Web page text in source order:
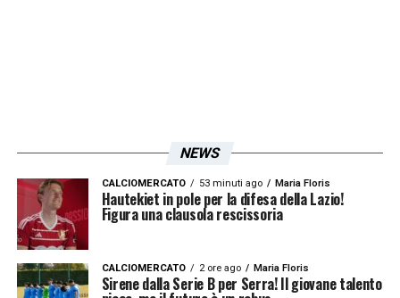
Iscriviti gratis alla nostra
Newsletter
Accetto laPrivacy Policy
NEWS
CALCIOMERCATO 53 minuti ago Maria Floris
Hautekiet in pole per la difesa della Lazio!
Figura una clausola rescissoria
CALCIOMERCATO 2 ore ago Maria Floris
Sirene dalla Serie B per Serra! Il giovane talento